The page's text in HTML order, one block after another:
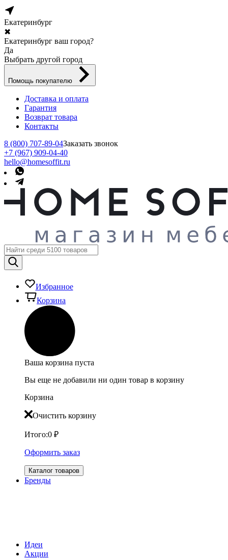
Екатеринбург
✖
Екатеринбург ваш город?
Да
Выбрать другой город
Помощь покупателю
Доставка и оплата
Гарантия
Возврат товара
Контакты
8 (800) 707-89-04Заказать звонок
+7 (967) 909-04-40
hello@homesoffit.ru
Избранное
Корзина
Ваша корзина пуста
Вы еще не добавили ни один товар в корзину
Корзина
Очистить корзину
Итого:0 ₽
Оформить заказ
Каталог товаров
Бренды
Идеи
Акции